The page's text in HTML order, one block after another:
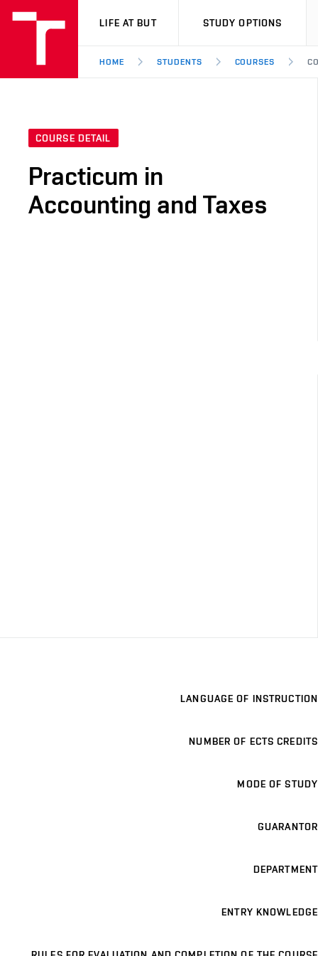
VUT
LIFE AT BUT STUDY OPTIONS
HOME STUDENTS COURSES
COURSE DETAIL
Practicum in
Accounting and Taxes
LANGUAGE OF INSTRUCTION
NUMBER OF ECTS CREDITS
MODE OF STUDY
GUARANTOR
DEPARTMENT
ENTRY KNOWLEDGE